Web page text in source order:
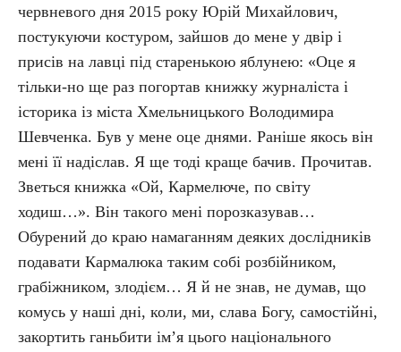
червневого дня 2015 року Юрій Михайлович,
постукуючи костуром, зайшов до мене у двір і
присів на лавці під старенькою яблунею: «Оце я
тільки-но ще раз погортав книжку журналіста і
історика із міста Хмельницького Володимира
Шевченка. Був у мене оце днями. Раніше якось він
мені її надіслав. Я ще тоді краще бачив. Прочитав.
Зветься книжка «Ой, Кармелюче, по світу
ходиш…». Він такого мені порозказував…
Обурений до краю намаганням деяких дослідників
подавати Кармалюка таким собі розбійником,
грабіжником, злодієм… Я й не знав, не думав, що
комусь у наші дні, коли, ми, слава Богу, самостійні,
закортить ганьбити ім’я цього національного